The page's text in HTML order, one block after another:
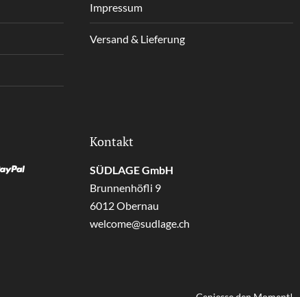
Impressum
Versand & Lieferung
Kontakt
SÜDLAGE GmbH
Brunnenhöfli 9
6012 Obernau
welcome@sudlage.ch